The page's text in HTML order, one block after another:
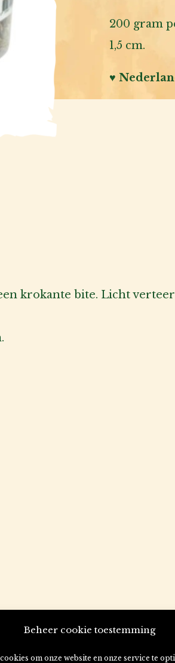
Beheer cookie toestemming
om onze website en onze service te
200 gram
1,5 cm.
♥
krokante bite. Licht
beoordelen